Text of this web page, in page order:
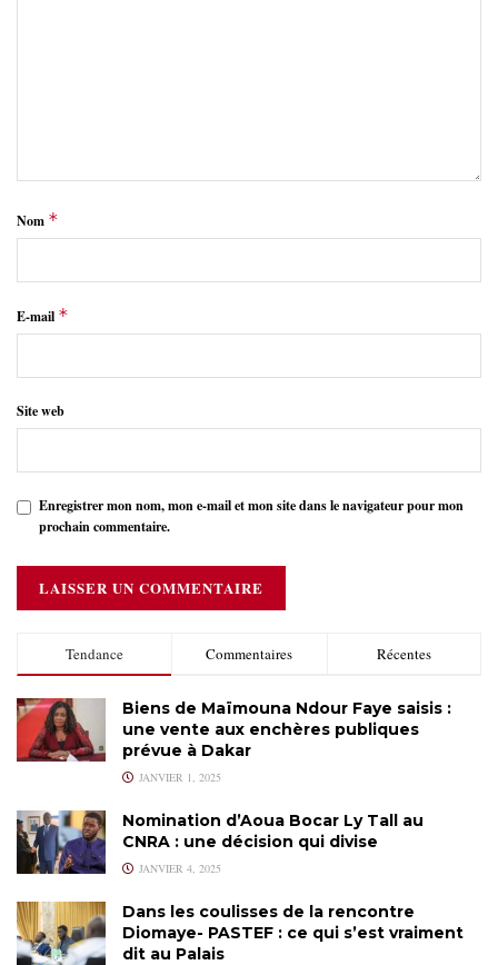
Nom *
E-mail *
Site web
Enregistrer mon nom, mon e-mail et mon site dans le navigateur pour mon
prochain commentaire.
Tendance Commentaires Récentes
Biens de Maïmouna Ndour Faye saisis :
une vente aux enchères publiques
prévue à Dakar
JANVIER 1, 2025
Nomination d’Aoua Bocar Ly Tall au
CNRA : une décision qui divise
JANVIER 4, 2025
Dans les coulisses de la rencontre
Diomaye- PASTEF : ce qui s’est vraiment
dit au Palais